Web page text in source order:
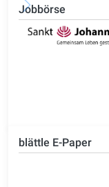
Jobbörse
blättle E-Paper